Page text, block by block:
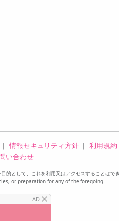
情報セキュリティ方針 ｜ 利用規約
い合わせ
として、これを利用又はアクセスすることはでき
or preparation for any of the foregoing.
AD